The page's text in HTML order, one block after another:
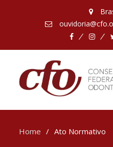
Facebook
Home Ato Normativo